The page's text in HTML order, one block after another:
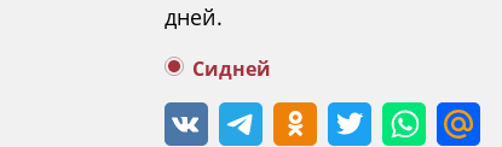
дней.
Сидней